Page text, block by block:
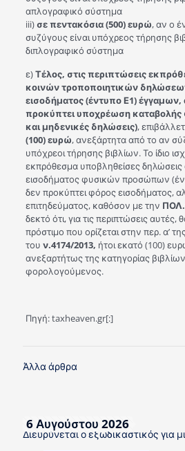
απλογραφικό σύστημα
iii)σε πεντακόσια (500) ευρώ, αν ο
συζύγους είναι υπόχρεος τήρησης
διπλογραφικό σύστημα
ε)Τέλος, στις περιπτώσεις
κοινών τροποποιητικών
εισοδήματος (έντυπο Ε1) έγγαμων,
προκύπτει υποχρέωση καταβολής
και μηδενικές δηλώσεις),
(100) ευρώ, ανεξάρτητα από το αν
υπόχρεοι τήρησης βιβλίων. Το ίδιο
εκπρόθεσμα υποβληθείσες
εισοδήματος φυσικών προσώπων
δεν προκύπτει φόρος εισοδήματος,
επιτηδεύματος, καθόσον με την
δεκτό ότι, για τις περιπτώσεις αυτές,
πρόστιμο που ορίζεται στην περ. α’
του ν.4174/2013, ήτοι εκατό (100)
ανεξαρτήτως της κατηγορίας
φορολογούμενος.
Πηγή: taxheaven.gr[:]
Άλλα άρθρα
6 Αυγούστου 2026
Διευρύνεται ο εξωδικαστικός για